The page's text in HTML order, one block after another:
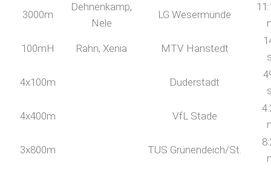
3000m
Dehnenkamp,
Nele
LG Wesermünde
100mH Rahn, Xenia MTV Hanstedt
4x100m Duderstadt
4x400m VfL Stade
3x800m TUS Grünendeich/St.